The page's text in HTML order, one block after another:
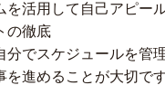
を活用して自己アピー
の徹底
分でスケジュールを管
進めることが大切です